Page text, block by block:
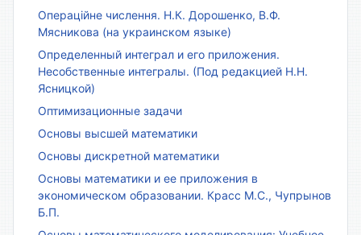
Операційне числення. Н.К. Дорошенко, В.Ф.
Мясникова (на украинском языке)
Определенный интеграл и его приложения.
Несобственные интегралы. (Под редакцией Н.Н.
Ясницкой)
Оптимизационные задачи
Основы высшей математики
Основы дискретной математики
Основы математики и ее приложения в
экономическом образовании. Красс М.С., Чупрынов
Б.П.